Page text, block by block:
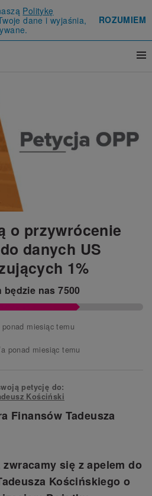
Politykę
dane i wyjaśnia,
ROZUMIEM
o przywrócenie
danych US
1%
będzie nas7500
ponad miesiąc temu
a ponad miesiąc temu
miesiąc temu
a ponad miesiąc temu
petycję do:
Kościński
Finansów Tadeusza
się z apelem do
Kościńskiego o